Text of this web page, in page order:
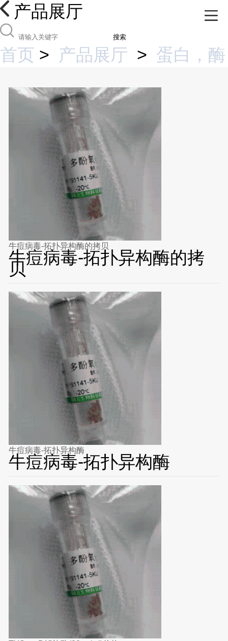
产品展厅
搜索
首页 > 产品展厅 > 蛋白，酶
牛痘病毒-拓扑异构酶的拷贝
牛痘病毒-拓扑异构酶的拷
贝
牛痘病毒-拓扑异构酶
牛痘病毒-拓扑异构酶